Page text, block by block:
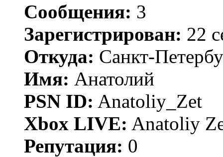
Сообщения: 3
Зарегистрирован: 22
Откуда: Санкт-
Имя: Анатолий
PSN ID: Anatoliy_Zet
Xbox LIVE: Anatoliy
Репутация: 0